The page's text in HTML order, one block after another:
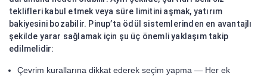
teklifleri kabul etmek veya süre limitini aşmak, yatırım
bakiyesini bozabilir. Pinup’ta ödül sistemlerinden en avantajlı
şekilde yarar sağlamak için şu üç önemli yaklaşım takip
edilmelidir:
Çevrim kurallarına dikkat ederek seçim yapma — Her ek